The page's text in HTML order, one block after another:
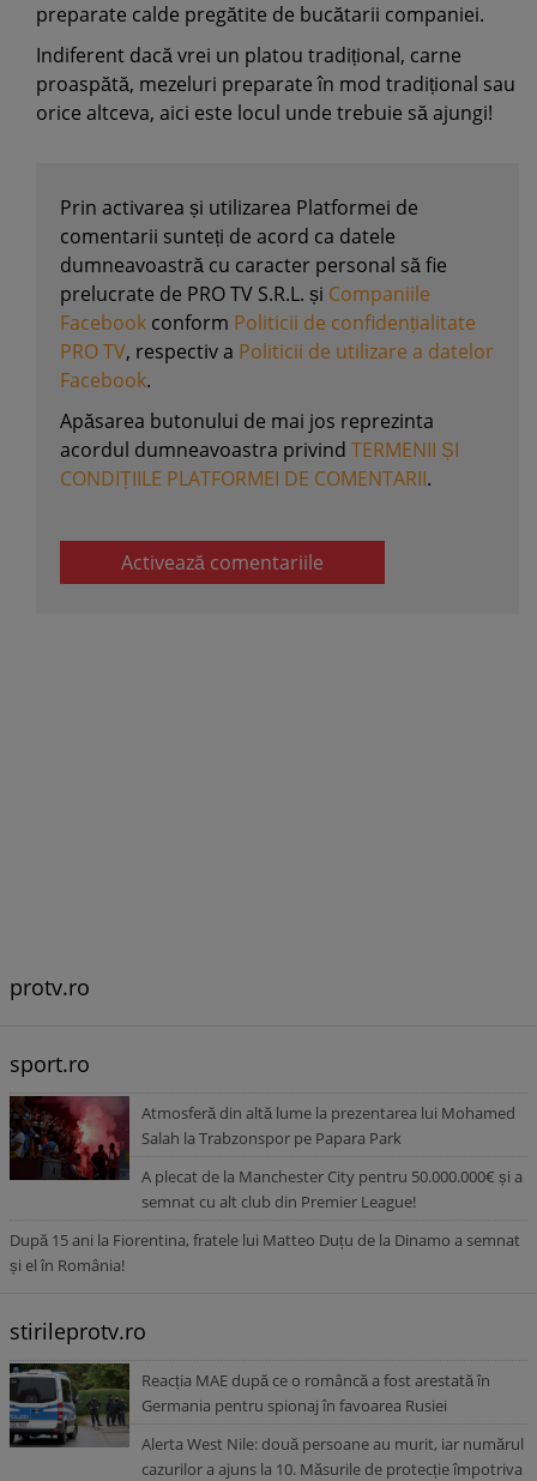
preparate calde pregătite de bucătarii companiei.
Indiferent dacă vrei un platou tradițional, carne
proaspătă, mezeluri preparate în mod tradițional sau
orice altceva, aici este locul unde trebuie să ajungi!
Prin activarea și utilizarea Platformei de
comentarii sunteți de acord ca datele
dumneavoastră cu caracter personal să fie
prelucrate de PRO TV S.R.L. și Companiile
Facebook conform Politicii de confidențialitate
PRO TV, respectiv a Politicii de utilizare a datelor
Facebook.
Apăsarea butonului de mai jos reprezinta
acordul dumneavoastra privind TERMENII ȘI
CONDIȚIILE PLATFORMEI DE COMENTARII.
Activează comentariile
protv.ro
sport.ro
Atmosferă din altă lume la prezentarea lui Mohamed
Salah la Trabzonspor pe Papara Park
A plecat de la Manchester City pentru 50.000.000€ și a
semnat cu alt club din Premier League!
După 15 ani la Fiorentina, fratele lui Matteo Duțu de la Dinamo a semnat
și el în România!
stirileprotv.ro
Reacția MAE după ce o româncă a fost arestată în
Germania pentru spionaj în favoarea Rusiei
Alerta West Nile: două persoane au murit, iar numărul
cazurilor a ajuns la 10. Măsurile de protecție împotriva